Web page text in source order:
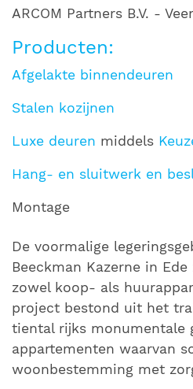
ARCOM Partners B.V. -
Producten:
Afgelakte binnendeuren
Stalen kozijnen
Luxe deuren middels
Hang- en sluitwerk en
Montage
De voormalige
Beeckman Kazerne in
zowel koop- als
project bestond uit het
tiental rijks monumentale
appartementen waarvan
woonbestemming met